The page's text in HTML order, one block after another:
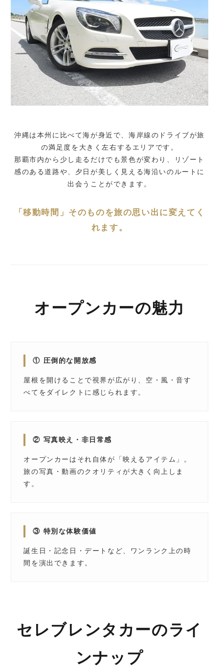
沖縄は本州に比べて海が身近で、海岸線のドライブが旅
の満足度を大きく左右するエリアです。
那覇市内から少し走るだけでも景色が変わり、リゾート
感のある道路や、夕日が美しく見える海沿いのルートに
出会うことができます。
「移動時間」そのものを旅の思い出に変えてく
れます。
オープンカーの魅力
① 圧倒的な開放感
屋根を開けることで視界が広がり、空・風・音す
べてをダイレクトに感じられます。
② 写真映え・非日常感
オープンカーはそれ自体が「映えるアイテム」。
旅の写真・動画のクオリティが大きく向上しま
す。
③ 特別な体験価値
誕生日・記念日・デートなど、ワンランク上の時
間を演出できます。
セレブレンタカーのライ
ンナップ